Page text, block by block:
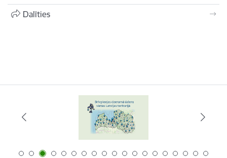
Dalīties